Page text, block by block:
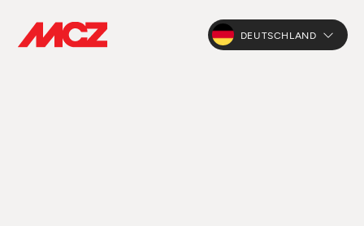
DEUTSCHLAND